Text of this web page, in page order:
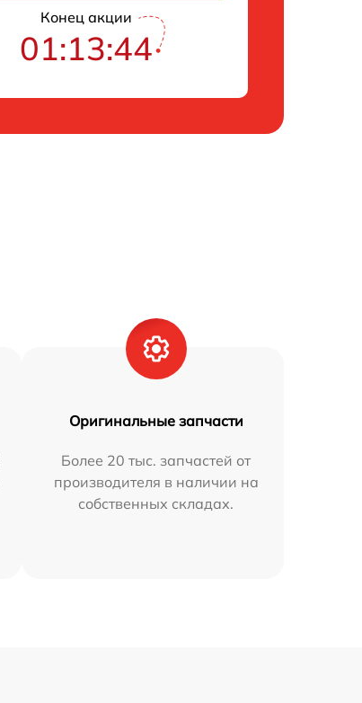
Конец акции
01:13:43
Оригинальные запчасти
Более 20 тыс. запчастей от
производителя в наличии на
собственных складах.